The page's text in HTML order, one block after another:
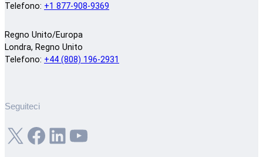
Telefono: +1 877-908-9369
Regno Unito/Europa
Londra, Regno Unito
Telefono: +44 (808) 196-2931
Seguiteci
X Facebook LinkedIn YouTube